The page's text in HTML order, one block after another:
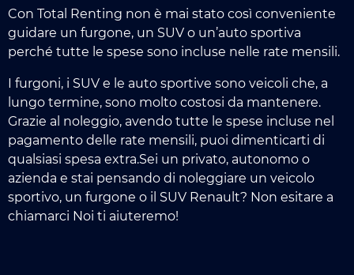
Con Total Renting non è mai stato così conveniente
guidare un furgone, un SUV o un’auto sportiva
perché tutte le spese sono incluse nelle rate mensili.
I furgoni, i SUV e le auto sportive sono veicoli che, a
lungo termine, sono molto costosi da mantenere.
Grazie al noleggio, avendo tutte le spese incluse nel
pagamento delle rate mensili, puoi dimenticarti di
qualsiasi spesa extra.Sei un privato, autonomo o
azienda e stai pensando di noleggiare un veicolo
sportivo, un furgone o il SUV Renault? Non esitare a
chiamarci Noi ti aiuteremo!